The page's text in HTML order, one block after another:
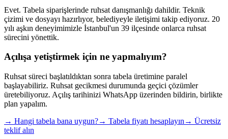
Evet. Tabela siparişlerinde ruhsat danışmanlığı dahildir. Teknik
çizimi ve dosyayı hazırlıyor, belediyeyle iletişimi takip ediyoruz. 20
yılı aşkın deneyimimizle İstanbul'un 39 ilçesinde onlarca ruhsat
sürecini yönettik.
Açılışa yetiştirmek için ne yapmalıyım?
Ruhsat süreci başlatıldıktan sonra tabela üretimine paralel
başlayabiliriz. Ruhsat gecikmesi durumunda geçici çözümler
üretebiliyoruz. Açılış tarihinizi WhatsApp üzerinden bildirin, birlikte
plan yapalım.
→ Hangi tabela bana uygun?→ Tabela fiyatı hesaplayın → Ücretsiz
teklif alın